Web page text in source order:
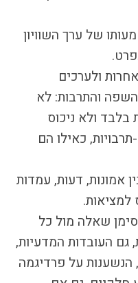
של ערך השוויון
ולערכים
השפה והתרבות: לא
בלבד ולא ניכוס
כאילו הם
אמונות, דעות, עמדות
למציאות.
שאלה מול כל
גם העובדות המדעיות,
הנשענות על פרדיגמה